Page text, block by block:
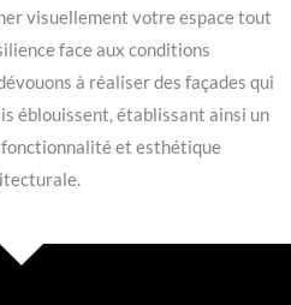
visuellement votre espace tout
face aux conditions
à réaliser des façades qui
éblouissent, établissant ainsi un
et esthétique